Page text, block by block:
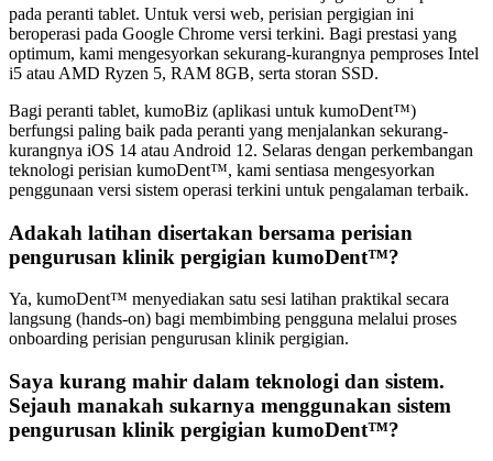
pada peranti tablet. Untuk versi web, perisian pergigian ini
beroperasi pada Google Chrome versi terkini. Bagi prestasi yang
optimum, kami mengesyorkan sekurang-kurangnya pemproses Intel
i5 atau AMD Ryzen 5, RAM 8GB, serta storan SSD.
Bagi peranti tablet, kumoBiz (aplikasi untuk kumoDent™)
berfungsi paling baik pada peranti yang menjalankan sekurang-
kurangnya iOS 14 atau Android 12. Selaras dengan perkembangan
teknologi perisian kumoDent™, kami sentiasa mengesyorkan
penggunaan versi sistem operasi terkini untuk pengalaman terbaik.
Adakah latihan disertakan bersama perisian
pengurusan klinik pergigian kumoDent™?
Ya, kumoDent™ menyediakan satu sesi latihan praktikal secara
langsung (hands-on) bagi membimbing pengguna melalui proses
onboarding perisian pengurusan klinik pergigian.
Saya kurang mahir dalam teknologi dan sistem.
Sejauh manakah sukarnya menggunakan sistem
pengurusan klinik pergigian kumoDent™?